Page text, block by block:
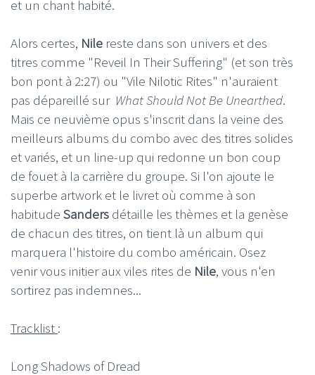
et un chant habité.
Alors certes, Nile reste dans son univers et des
titres comme "Reveil In Their Suffering" (et son très
bon pont à 2:27) ou "Vile Nilotic Rites" n'auraient
pas dépareillé sur What Should Not Be Unearthed.
Mais ce neuvième opus s'inscrit dans la veine des
meilleurs albums du combo avec des titres solides
et variés, et un line-up qui redonne un bon coup
de fouet à la carrière du groupe. Si l'on ajoute le
superbe artwork et le livret où comme à son
habitude Sanders détaille les thèmes et la genèse
de chacun des titres, on tient là un album qui
marquera l'histoire du combo américain. Osez
venir vous initier aux viles rites de Nile, vous n'en
sortirez pas indemnes...
Tracklist :
Long Shadows of Dread